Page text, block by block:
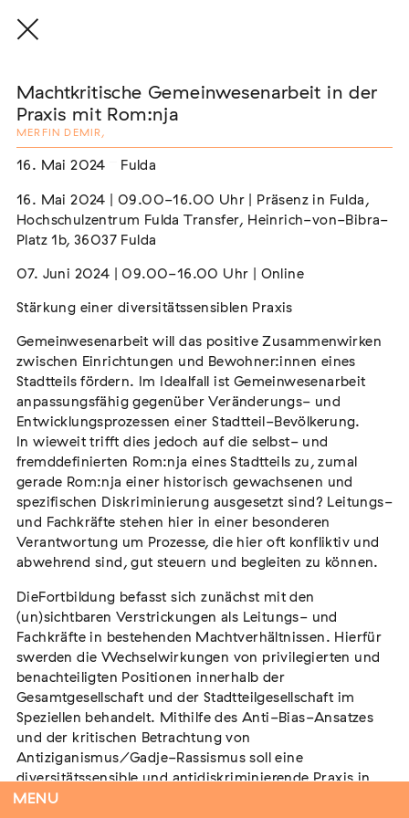
MENU
THE THREAD THAT HOLDS / DER FADEN,
Extern
22. Juli 2026 - 04. Oktober 2026
Der Weg der Sinti und Roma
02. August 2026 - 16. August 2026 Darmstadt
Tag der Menschlichkeit Verband Deutscher
Sinti und Roma, Landesverband Rheinland-
Pfalz nimmt teil
Extern
Vom Vorurteil zur Gewalt: Politische und
soziale Feindbilder in Geschichte und
Gegenwart
Extern
15. September 2026 Dortmund
Machtkritische Gemeinwesenarbeit in der
Praxis mit Rom:nja
MERFIN DEMIR ,
16. Mai 2024 Fulda
16. Mai 2024 | 09.00-16.00 Uhr | Präsenz in Fulda,
Hochschulzentrum Fulda Transfer, Heinrich-von-Bibra-
Platz 1b, 36037 Fulda
07. Juni 2024 | 09.00-16.00 Uhr | Online
Stärkung einer diversitätssensiblen Praxis
Gemeinwesenarbeit will das positive Zusammenwirken
zwischen Einrichtungen und Bewohner:innen eines
Stadtteils fördern. Im Idealfall ist Gemeinwesenarbeit
anpassungsfähig gegenüber Veränderungs- und
Entwicklungsprozessen einer Stadtteil-Bevölkerung.
In wieweit trifft dies jedoch auf die selbst- und
fremddefinierten Rom:nja eines Stadtteils zu, zumal
gerade Rom:nja einer historisch gewachsenen und
spezifischen Diskriminierung ausgesetzt sind? Leitungs-
und Fachkräfte stehen hier in einer besonderen
Verantwortung um Prozesse, die hier oft konfliktiv und
abwehrend sind, gut steuern und begleiten zu können.
DieFortbildung befasst sich zunächst mit den
(un)sichtbaren Verstrickungen als Leitungs- und
Fachkräfte in bestehenden Machtverhältnissen. Hierfür
swerden die Wechselwirkungen von privilegierten und
benachteiligten Positionen innerhalb der
Gesamtgesellschaft und der Stadtteilgesellschaft im
Speziellen behandelt. Mithilfe des Anti-Bias-Ansatzes
und der kritischen Betrachtung von
Antiziganismus/Gadje-Rassismus soll eine
diversitätssensible und antidiskriminierende Praxis in
der Gemeinwesenarbeit gestärkt werden.